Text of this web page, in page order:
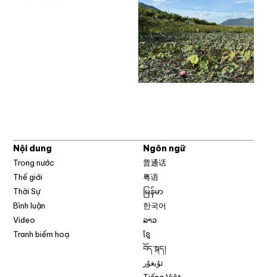
Nội dung
Trong nước
Thế giới
Thời Sự
Bình luận
Video
Tranh biếm hoạ
Ngôn ngữ
普通话
粤语
မြန်မာ
한국어
ລາວ
ខ្មែ
བོད་སྐད།
ئۇيغۇر